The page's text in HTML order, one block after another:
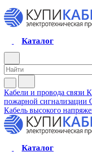
Каталог
Кабели и провода связи
пожарной сигнализации
Кабель высокого
Каталог